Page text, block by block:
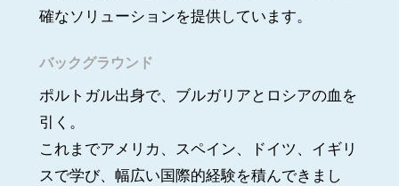
確なソリューションを提供しています。
バックグラウンド
ポルトガル出身で、ブルガリアとロシアの血を
引く。
これまでアメリカ、スペイン、ドイツ、イギリ
スで学び、幅広い国際的経験を積んできまし